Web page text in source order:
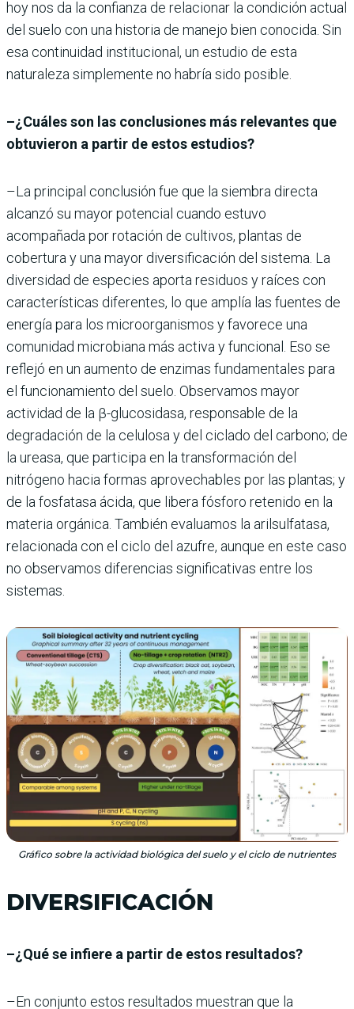
hoy nos da la confianza de relacionar la condición actual
del suelo con una historia de manejo bien conocida. Sin
esa continuidad institucional, un estudio de esta
naturaleza simplemente no habría sido posible.
–¿Cuáles son las conclusiones más relevantes que
obtuvieron a partir de estos estudios?
–La principal conclusión fue que la siembra directa
alcanzó su mayor potencial cuando estuvo
acompañada por rotación de cultivos, plantas de
cobertura y una mayor diversificación del sistema. La
diversidad de especies aporta residuos y raíces con
características diferentes, lo que amplía las fuentes de
energía para los microorganismos y favorece una
comunidad microbiana más activa y funcional. Eso se
reflejó en un aumento de enzimas fundamentales para
el funcionamiento del suelo. Observamos mayor
actividad de la β-glucosidasa, responsable de la
degradación de la celulosa y del ciclado del carbono; de
la ureasa, que participa en la transformación del
nitrógeno hacia formas aprovechables por las plantas; y
de la fosfatasa ácida, que libera fósforo retenido en la
materia orgánica. También evaluamos la arilsulfatasa,
relacionada con el ciclo del azufre, aunque en este caso
no observamos diferencias significativas entre los
sistemas.
Gráfico sobre la actividad biológica del suelo y el ciclo de nutrientes
DIVERSIFICACIÓN
–¿Qué se infiere a partir de estos resultados?
–En conjunto estos resultados muestran que la